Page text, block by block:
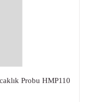
Probu HMP110